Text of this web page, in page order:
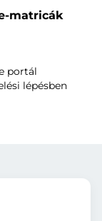
matricák
portál
lépésben